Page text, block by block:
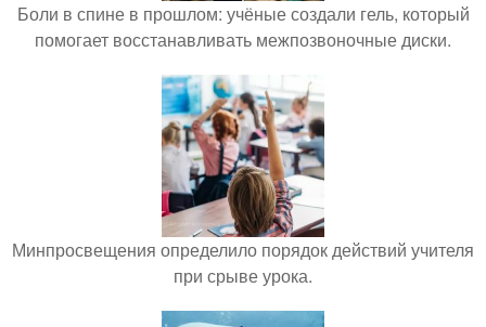
Боли в спине в прошлом: учёные создали гель, который
помогает восстанавливать межпозвоночные диски.
Минпросвещения определило порядок действий учителя
при срыве урока.